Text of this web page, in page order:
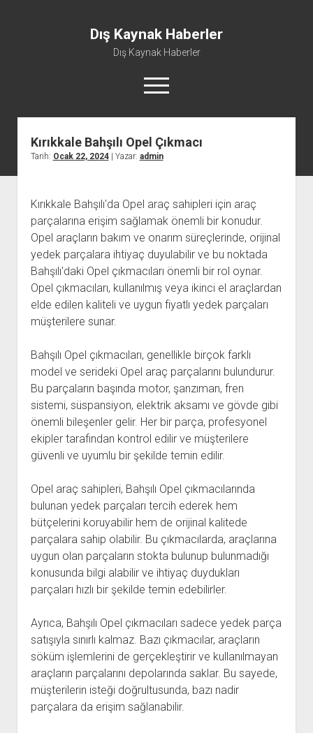
Dış Kaynak Haberler
Dış Kaynak Haberler
menüyü
aç
Facebook Beğeni Arttırma Hilesi
Liste
Kırıkkale Bahşılı Opel Çıkmacı
Tarih: Ocak 22, 2024| Yazar: admin
Kırıkkale Bahşılı'da Opel araç sahipleri için araç
parçalarına erişim sağlamak önemli bir konudur.
Opel araçların bakım ve onarım süreçlerinde, orijinal
yedek parçalara ihtiyaç duyulabilir ve bu noktada
Bahşılı'daki Opel çıkmacıları önemli bir rol oynar.
Opel çıkmacıları, kullanılmış veya ikinci el araçlardan
elde edilen kaliteli ve uygun fiyatlı yedek parçaları
müşterilere sunar.
Bahşılı Opel çıkmacıları, genellikle birçok farklı
model ve serideki Opel araç parçalarını bulundurur.
Bu parçaların başında motor, şanzıman, fren
sistemi, süspansiyon, elektrik aksamı ve gövde gibi
önemli bileşenler gelir. Her bir parça, profesyonel
ekipler tarafından kontrol edilir ve müşterilere
güvenli ve uyumlu bir şekilde temin edilir.
Opel araç sahipleri, Bahşılı Opel çıkmacılarında
bulunan yedek parçaları tercih ederek hem
bütçelerini koruyabilir hem de orijinal kalitede
parçalara sahip olabilir. Bu çıkmacılarda, araçlarına
uygun olan parçaların stokta bulunup bulunmadığı
konusunda bilgi alabilir ve ihtiyaç duydukları
parçaları hızlı bir şekilde temin edebilirler.
Ayrıca, Bahşılı Opel çıkmacıları sadece yedek parça
satışıyla sınırlı kalmaz. Bazı çıkmacılar, araçların
söküm işlemlerini de gerçekleştirir ve kullanılmayan
araçların parçalarını depolarında saklar. Bu sayede,
müşterilerin isteği doğrultusunda, bazı nadir
parçalara da erişim sağlanabilir.